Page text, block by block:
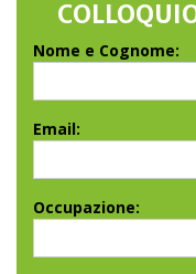
Nome e Cognome:
Email:
Occupazione: